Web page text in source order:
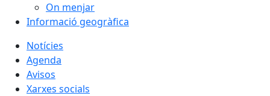
On menjar
Informació geogràfica
Notícies
Agenda
Avisos
Xarxes socials